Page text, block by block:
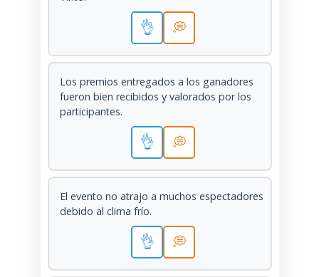
👌 💭
Los premios entregados a los ganadores
fueron bien recibidos y valorados por los
participantes.
👌 💭
El evento no atrajo a muchos espectadores
debido al clima frío.
👌 💭